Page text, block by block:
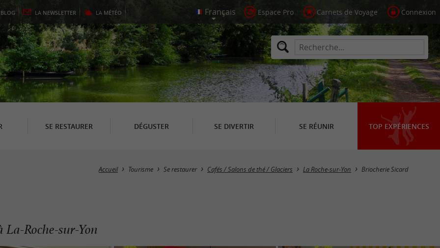
BLOG LA NEWSLETTER LA MÉTÉO Espace Pro Carnets de Voyage Connexion
SE RESTAURER DÉGUSTER SE DIVERTIR SE RÉUNIR TOP EXPÉRIENCES
Accueil Tourisme Se restaurer Cafés / Salons de thé / Glaciers La Roche-sur-Yon Briocherie Sicard
La-Roche-sur-Yon